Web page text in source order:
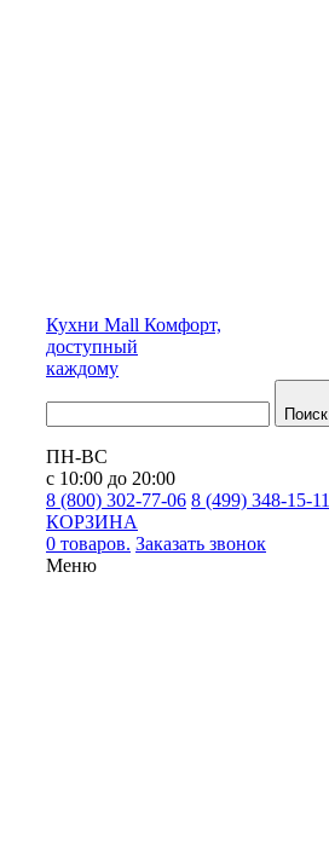
Кухни Mall Комфорт,
доступный
каждому
Поиск
ПН-ВС
с 10:00 до 20:00
8 (800) 302-77-06 8 (499) 348-15-11
КОРЗИНА
0 товаров. Заказать звонок
Меню